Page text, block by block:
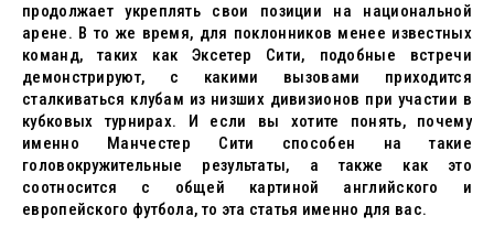
продолжает укреплять свои позиции на национальной
арене. В то же время, для поклонников менее известных
команд, таких как Эксетер Сити, подобные встречи
демонстрируют, с какими вызовами приходится
сталкиваться клубам из низших дивизионов при участии в
кубковых турнирах. И если вы хотите понять, почему
именно Манчестер Сити способен на такие
головокружительные результаты, а также как это
соотносится с общей картиной английского и
европейского футбола, то эта статья именно для вас.